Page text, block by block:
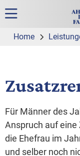
Zur
Zum Inhalt
Suche
Home
Für Männer des
Anspruch auf
die Ehefrau im
und selber noch